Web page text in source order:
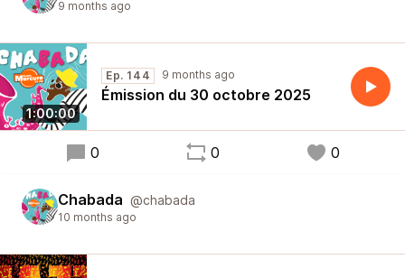
9 months ago
1:00:00
Ep. 144 9 months ago
Émission du 30 octobre 2025
0 0 0
Chabada @chabada
10 months ago